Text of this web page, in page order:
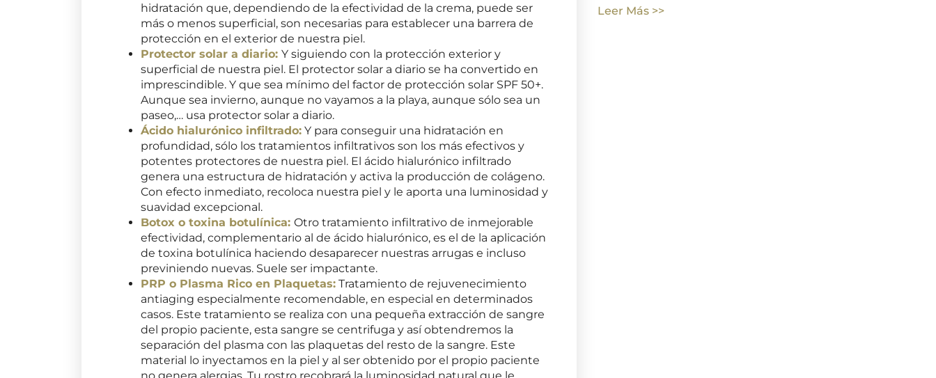
hidratación que, dependiendo de la efectividad de la crema, puede ser
más o menos superficial, son necesarias para establecer una barrera de
protección en el exterior de nuestra piel.
Protector solar a diario:Y siguiendo con la protección exterior y
superficial de nuestra piel. El protector solar a diario se ha convertido en
imprescindible. Y que sea mínimo del factor de protección solar SPF 50+.
Aunque sea invierno, aunque no vayamos a la playa, aunque sólo sea un
paseo,… usa protector solar a diario.
Ácido hialurónico infiltrado: Y para conseguir una hidratación en
profundidad, sólo los tratamientos infiltrativos son los más efectivos y
potentes protectores de nuestra piel. El ácido hialurónico infiltrado
genera una estructura de hidratación y activa la producción de colágeno.
Con efecto inmediato, recoloca nuestra piel y le aporta una luminosidad y
suavidad excepcional.
Botox o toxina botulínica: Otro tratamiento infiltrativo de inmejorable
efectividad, complementario al de ácido hialurónico, es el de la aplicación
de toxina botulínica haciendo desaparecer nuestras arrugas e incluso
previniendo nuevas. Suele ser impactante.
PRP o Plasma Rico en Plaquetas: Tratamiento de rejuvenecimiento
antiaging especialmente recomendable, en especial en determinados
casos. Este tratamiento se realiza con una pequeña extracción de sangre
del propio paciente, esta sangre se centrifuga y así obtendremos la
separación del plasma con las plaquetas del resto de la sangre. Este
material lo inyectamos en la piel y al ser obtenido por el propio paciente
Leer Más >>